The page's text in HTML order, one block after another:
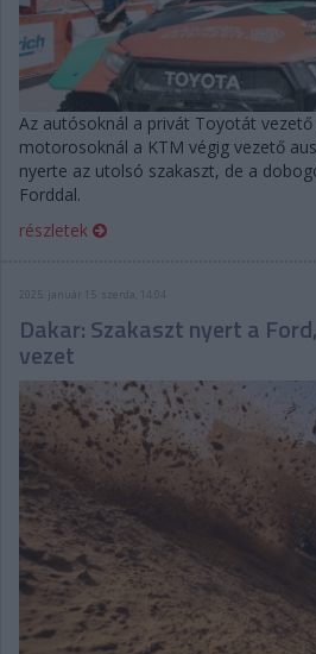
Az autósoknál a privát Toyotát vezető
motorosoknál a KTM végig vezető
nyerte az utolsó szakaszt, de a
Forddal.
részletek
2025. január 15. szerda, 14:04
Dakar: Szakaszt nyert a
vezet